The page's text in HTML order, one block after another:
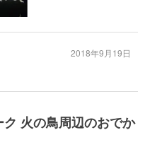
2018年9月19日
火の鳥周辺のおでか